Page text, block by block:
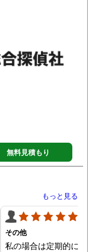
して良かったと思ってい
無料見積もり
もっと見る
その他
私の場合は定期的に頼む